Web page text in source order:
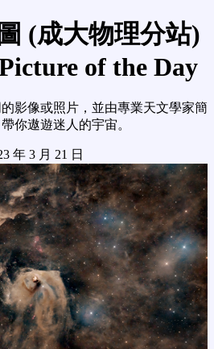
(成大物理分站)
of the Day
影像或照片，並由專業天文學家簡
你遨遊迷人的宇宙。
年 3 月 21 日